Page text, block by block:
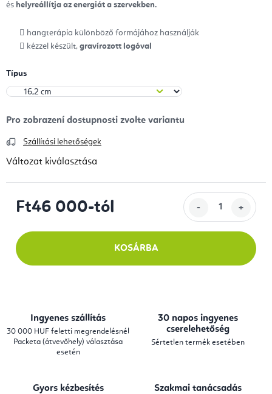
és helyreállítja az energiát a szervekben.
hangterápia különböző formájához használják
kézzel készült, gravírozott logóval
Típus
Szállítási lehetőségek
Változat kiválasztása
Ft46 000-tól
KOSÁRBA
Ingyenes szállítás
30 000 HUF feletti megrendelésnél
Packeta (átvevőhely) választása
esetén
30 napos ingyenes
cserelehetőség
Sértetlen termék esetében
Gyors kézbesítés Szakmai tanácsadás